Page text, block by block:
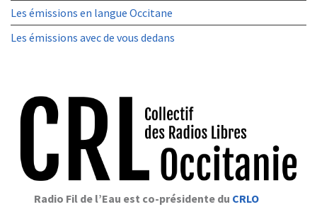
Les émissions en langue Occitane
Les émissions avec de vous dedans
Radio Fil de l’Eau est co-présidente du CRLO